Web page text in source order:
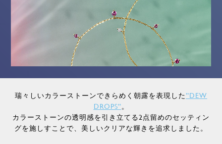
瑞々しいカラーストーンできらめく朝露を表現した”DEW
DROPS”。
カラーストーンの透明感を引き立てる2点留めのセッティン
グを施しすことで、美しいクリアな輝きを追求しました。